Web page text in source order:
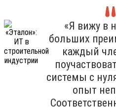
«Я вижу в
больших
каждый
системы с
опыт